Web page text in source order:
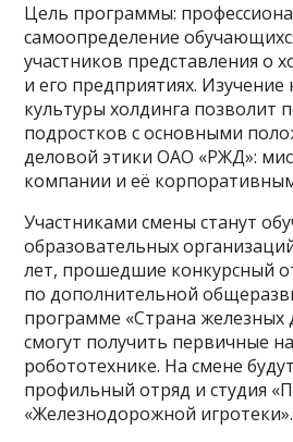
Цель программы:
самоопределение
участников представления о
и его предприятиях.
культуры холдинга позволит
подростков с основными
деловой этики ОАО «РЖД»:
компании и её
Участниками смены станут
образовательных
лет, прошедшие конкурсный
по дополнительной
программе «Страна железных
смогут получить первичные
робототехнике. На смене
профильный отряд и студия
«Железнодорожной игротеки».